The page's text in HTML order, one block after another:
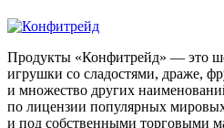
Продукты «Конфитрейд» — это
игрушки со сладостями, драже,
и множество других
по лицензии популярных
и под собственными торговыми